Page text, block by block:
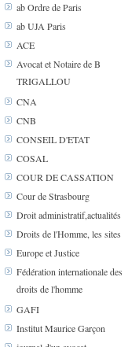
ab Ordre de Paris
ab UJA Paris
ACE
Avocat et Notaire de B
TRIGALLOU
CNA
CNB
CONSEIL D'ETAT
COSAL
COUR DE CASSATION
Cour de Strasbourg
Droit administratif,actualités
Droits de l'Homme, les sites
Europe et Justice
Fédération internationale des
droits de l'homme
GAFI
Institut Maurice Garçon